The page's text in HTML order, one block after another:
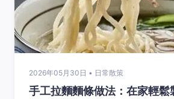
2026年05月30日 • 日常散策
手工拉麵麵條做法：在家輕鬆